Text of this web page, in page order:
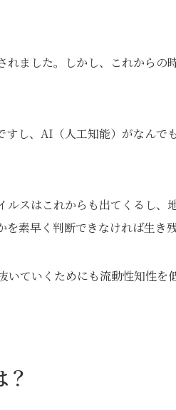
ました。しかし、これからの
し、AI（人工知能）がなんで
スはこれからも出てくるし、
素早く判断できなければ生き残
いていくためにも流動性知性を